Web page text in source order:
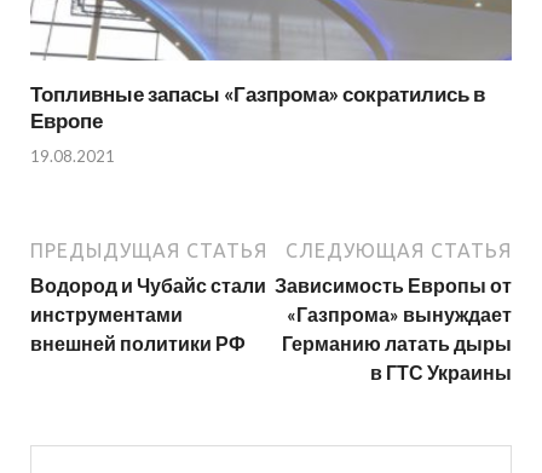
Топливные запасы «Газпрома» сократились в
Европе
19.08.2021
ПРЕДЫДУЩАЯ СТАТЬЯ
Водород и Чубайс стали
инструментами
внешней политики РФ
СЛЕДУЮЩАЯ СТАТЬЯ
Зависимость Европы от
«Газпрома» вынуждает
Германию латать дыры
в ГТС Украины